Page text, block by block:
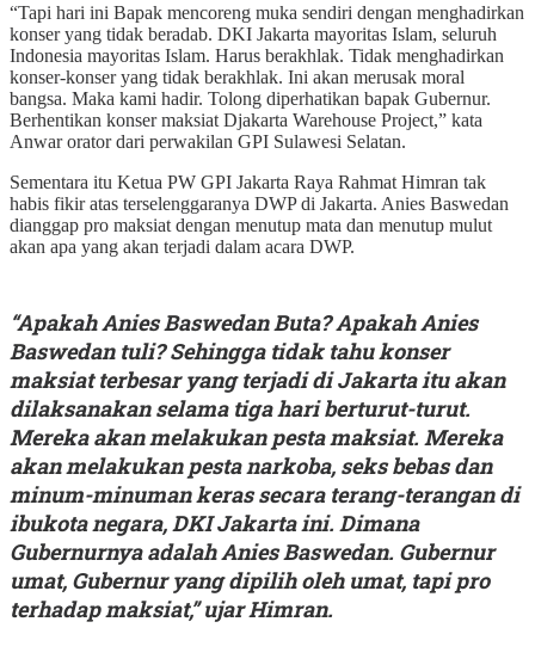
“Tapi hari ini Bapak mencoreng muka sendiri dengan menghadirkan
konser yang tidak beradab. DKI Jakarta mayoritas Islam, seluruh
Indonesia mayoritas Islam. Harus berakhlak. Tidak menghadirkan
konser-konser yang tidak berakhlak. Ini akan merusak moral
bangsa. Maka kami hadir. Tolong diperhatikan bapak Gubernur.
Berhentikan konser maksiat Djakarta Warehouse Project,” kata
Anwar orator dari perwakilan GPI Sulawesi Selatan.
Sementara itu Ketua PW GPI Jakarta Raya Rahmat Himran tak
habis fikir atas terselenggaranya DWP di Jakarta. Anies Baswedan
dianggap pro maksiat dengan menutup mata dan menutup mulut
akan apa yang akan terjadi dalam acara DWP.
“Apakah Anies Baswedan Buta? Apakah Anies
Baswedan tuli? Sehingga tidak tahu konser
maksiat terbesar yang terjadi di Jakarta itu akan
dilaksanakan selama tiga hari berturut-turut.
Mereka akan melakukan pesta maksiat. Mereka
akan melakukan pesta narkoba, seks bebas dan
minum-minuman keras secara terang-terangan di
ibukota negara, DKI Jakarta ini. Dimana
Gubernurnya adalah Anies Baswedan. Gubernur
umat, Gubernur yang dipilih oleh umat, tapi pro
terhadap maksiat,” ujar Himran.